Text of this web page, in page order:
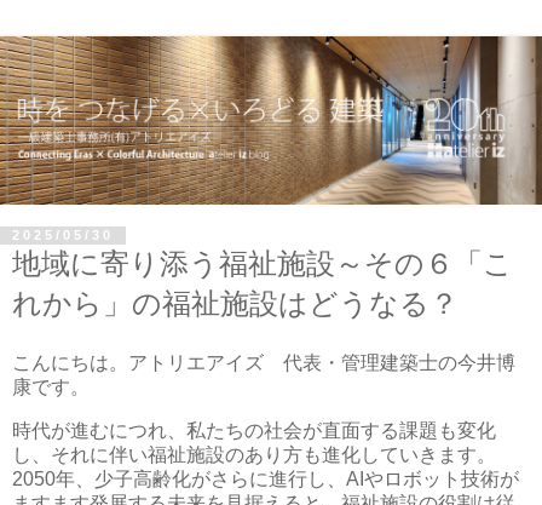
2025/05/30
地域に寄り添う福祉施設～その６「こ
れから」の福祉施設はどうなる？
こんにちは。アトリエアイズ 代表・管理建築士の今井博
康です。
時代が進むにつれ、私たちの社会が直面する課題も変化
し、それに伴い福祉施設のあり方も進化していきます。
2050年、少子高齢化がさらに進行し、AIやロボット技術が